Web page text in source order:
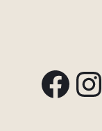
Facebook Instagram